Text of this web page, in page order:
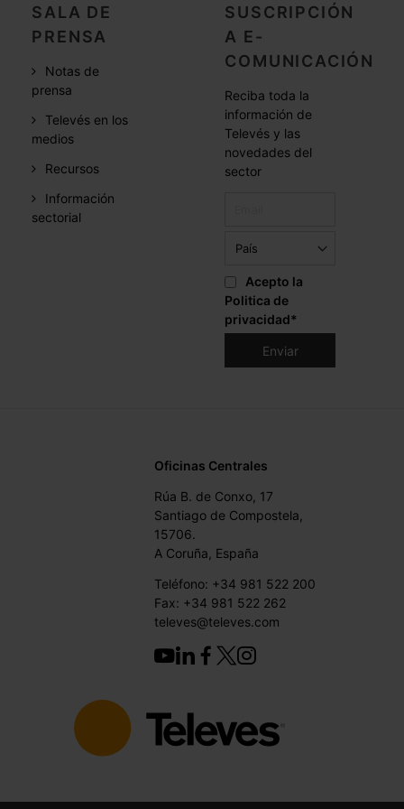
SALA DE
PRENSA
Notas de
prensa
Televés en los
medios
Recursos
Información
sectorial
SUSCRIPCIÓN
A E-
COMUNICACIÓN
Reciba toda la
información de
Televés y las
novedades del
sector
Acepto la
Politica de
privacidad*
Oficinas Centrales
Rúa B. de Conxo, 17
Santiago de Compostela,
15706.
A Coruña, España
Teléfono: +34 981 522 200
Fax: +34 981 522 262
televes@televes.com